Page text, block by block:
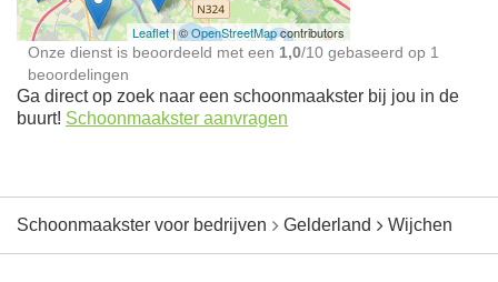
Leaflet| ©OpenStreetMapcontributors
Onze dienst is beoordeeld met een 1,0/10 gebaseerd op 1
beoordelingen
Ga direct op zoek naar een schoonmaakster bij jou in de
buurt! Schoonmaakster aanvragen
Schoonmaakster voor bedrijven Gelderland Wijchen